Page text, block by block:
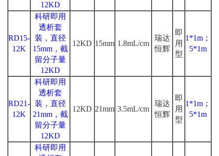
12KD
RD15-
12K
科研即用
透析套
装，直径
15mm，截
留分子量
12KD
12KD 15mm 1.8mL/cm
瑞达
恒辉
即
用
型
1*1m；
5*1m
RD21-
12K
科研即用
透析套
装，直径
21mm，截
留分子量
12KD
12KD 21mm 3.5mL/cm
瑞达
恒辉
即
用
型
1*1m；
5*1m
科研即用